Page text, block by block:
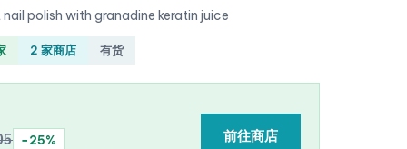
polish with granadine keratin juice
2 家商店 有货
−25%
前往商店